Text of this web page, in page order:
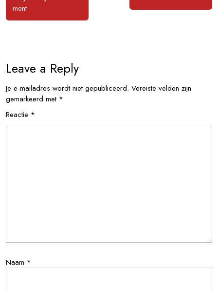
ment
Leave a Reply
Je e-mailadres wordt niet gepubliceerd. Vereiste velden zijn
gemarkeerd met *
Reactie *
Naam *